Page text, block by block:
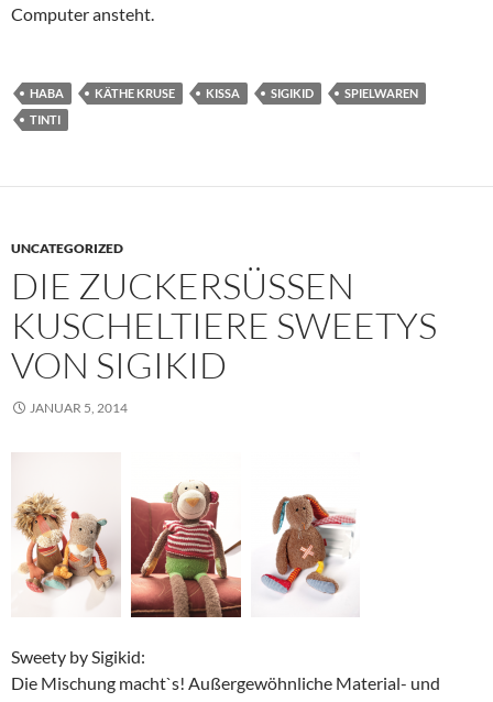
Computer ansteht.
HABA KÄTHE KRUSE KISSA SIGIKID
SPIELWAREN
TINTI
UNCATEGORIZED
DIE ZUCKERSÜSSEN K
USCHELTIERE SWEETYS V
ON SIGIKID
JANUAR 5, 2014
Sweety by Sigikid:
Die Mischung macht`s! Außergewöhnliche Material- und